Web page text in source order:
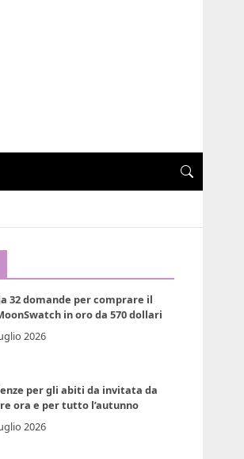
32 domande per comprare il
in oro da 570 dollari
2026
per gli abiti da invitata da
ora e per tutto l’autunno
2026